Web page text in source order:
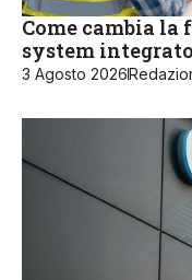
Come cambia
system
3 Agosto 2026